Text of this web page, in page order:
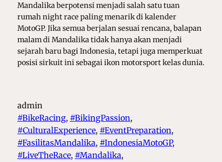
Mandalika berpotensi menjadi salah satu tuan
rumah night race paling menarik di kalender
MotoGP. Jika semua berjalan sesuai rencana, balapan
malam di Mandalika tidak hanya akan menjadi
sejarah baru bagi Indonesia, tetapi juga memperkuat
posisi sirkuit ini sebagai ikon motorsport kelas dunia.
admin
#BikeRacing, #BikingPassion ,
#CulturalExperience, #EventPreparation ,
#FasilitasMandalika, #IndonesiaMotoGP ,
#LiveTheRace, #Mandalika ,